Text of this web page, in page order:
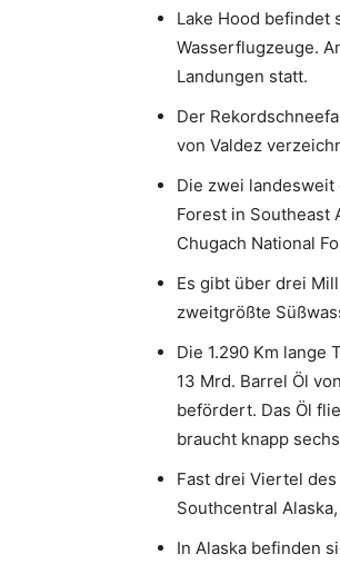
Lake Hood befindet
Wasserflugzeuge.
Landungen statt.
Der
von Valdez
Die zwei landesweit
Forest in Southeast
Chugach National
Es gibt über drei
zweitgrößte
Die 1.290 Km lange
13 Mrd. Barrel Öl
befördert. Das Öl
braucht knapp
Fast drei Viertel
Southcentral
In Alaska befinden